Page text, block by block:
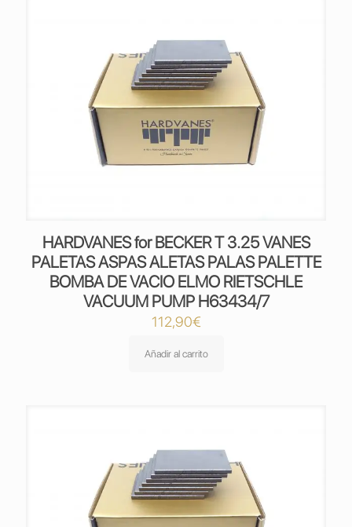
HARDVANES for BECKER T 3.25 VANES
PALETAS ASPAS ALETAS PALAS PALETTE
BOMBA DE VACIO ELMO RIETSCHLE
VACUUM PUMP H63434/7
112,90€
Añadir al carrito